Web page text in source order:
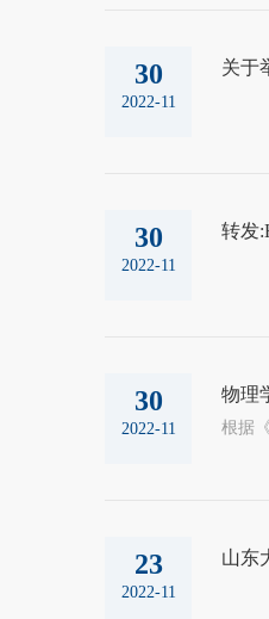
30
2022-11
关于
30
2022-11
转发
30
2022-11
物理
23
2022-11
山东